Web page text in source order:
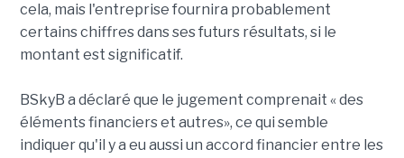
cela, mais l'entreprise fournira probablement
certains chiffres dans ses futurs résultats, si le
montant est significatif.
BSkyB a déclaré que le jugement comprenait « des
éléments financiers et autres», ce qui semble
indiquer qu'il y a eu aussi un accord financier entre les